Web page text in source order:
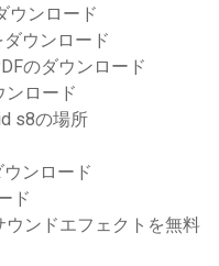
ウンロード
ウンロード
のダウンロード
ンロード
s8の場所
ンロード
ド
ンドエフェクトを無料